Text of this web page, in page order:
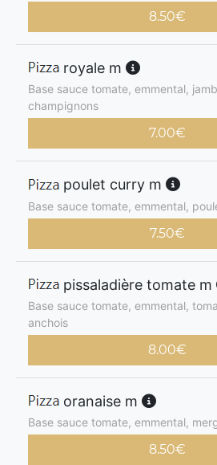
8.50€
royale m
Base sauce tomate, emmental,
champignons
7.00€
poulet curry m
Base sauce tomate, emmental,
7.50€
pissaladière tomate m
Base sauce tomate, emmental,
anchois
8.00€
oranaise m
Base sauce tomate, emmental,
8.50€